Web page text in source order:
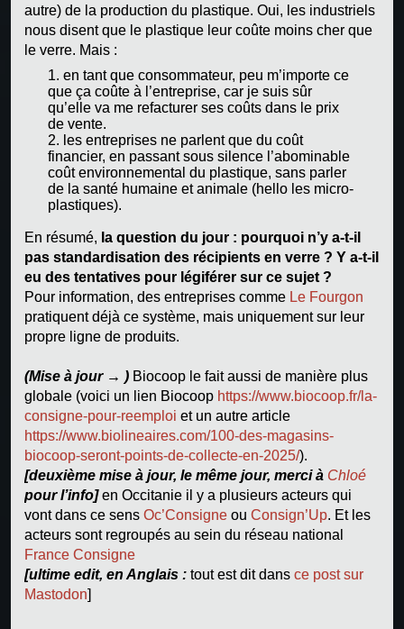
autre) de la production du plastique. Oui, les industriels
nous disent que le plastique leur coûte moins cher que
le verre. Mais :
en tant que consommateur, peu m’importe ce
que ça coûte à l’entreprise, car je suis sûr
qu’elle va me refacturer ses coûts dans le prix
de vente.
les entreprises ne parlent que du coût
financier, en passant sous silence l’abominable
coût environnemental du plastique, sans parler
de la santé humaine et animale (hello les micro-
plastiques).
En résumé, la question du jour : pourquoi n’y a-t-il
pas standardisation des récipients en verre ? Y a-t-il
eu des tentatives pour légiférer sur ce sujet ?
Pour information, des entreprises comme Le Fourgon
pratiquent déjà ce système, mais uniquement sur leur
propre ligne de produits.
(Mise à jour → )Biocoop le fait aussi de manière plus
globale (voici un lien Biocoop https://www.biocoop.fr/la-
consigne-pour-reemploi et un autre article
https://www.biolineaires.com/100-des-magasins-
biocoop-seront-points-de-collecte-en-2025/).
[deuxième mise à jour, le même jour, merci à Chloé
pour l’info]en Occitanie il y a plusieurs acteurs qui
vont dans ce sens Oc’Consigneou Consign’Up. Et les
acteurs sont regroupés au sein du réseau national
France Consigne
[ultime edit, en Anglais :tout est dit dans ce post sur
Mastodon]